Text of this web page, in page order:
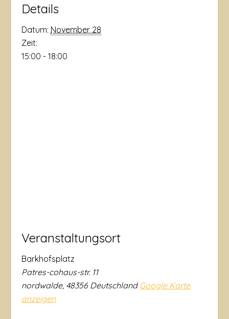
Details
Datum: November 28
Zeit:
15:00 - 18:00
Veranstaltungsort
Barkhofsplatz
Patres-cohaus-str. 11
nordwalde, 48356 Deutschland Google Karte
anzeigen